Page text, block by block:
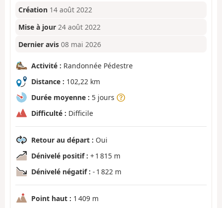
Création 14 août 2022
Mise à jour 24 août 2022
Dernier avis 08 mai 2026
Activité : Randonnée Pédestre
Distance : 102,22 km
Durée moyenne : 5 jours
Difficulté : Difficile
Retour au départ : Oui
Dénivelé positif : + 1 815 m
Dénivelé négatif : - 1 822 m
Point haut : 1 409 m